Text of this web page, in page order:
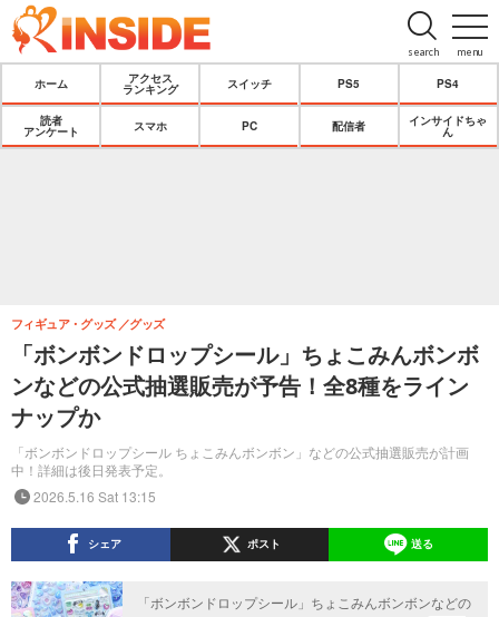
menu
search
ホーム
アクセス
ランキング
スイッチ PS5 PS4
読者
アンケート
スマホ PC 配信者
インサイドちゃ
ん
「ボンボンドロップシール」ちょこみんボンボ
ンなどの公式抽選販売が予告！全8種をライン
ナップか
「ボンボンドロップシール ちょこみんボンボン」などの公式抽選販売が計画
中！詳細は後日発表予定。
フィギュア・グッズ グッズ
2026.5.16 Sat 13:15
シェア ポスト 送る
「ボンボンドロップシール」ちょこみんボンボンなどの